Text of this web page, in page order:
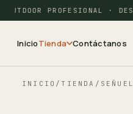
PROFESIONAL ·
InicioTienda Contáctanos
INICIO / TIENDA /